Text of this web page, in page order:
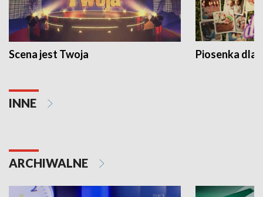
Scena jest Twoja Piosenka dla
INNE
ARCHIWALNE